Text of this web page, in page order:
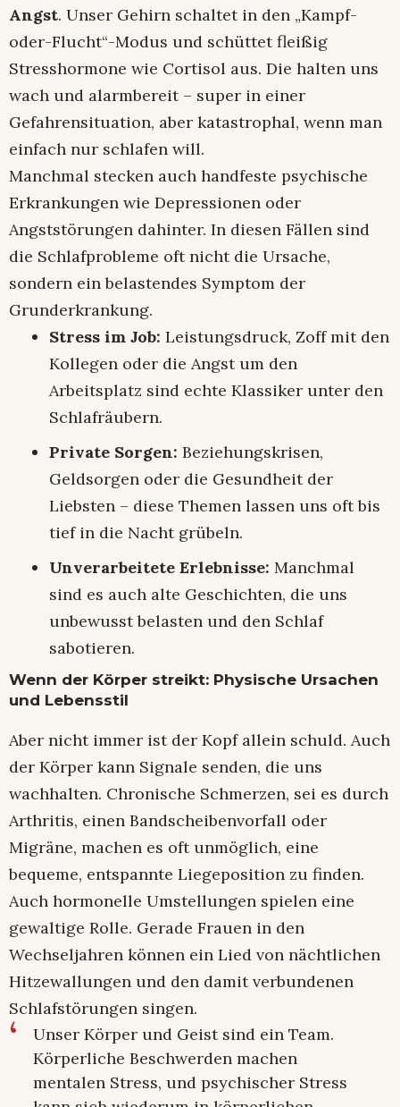
Angst. Unser Gehirn schaltet in den „Kampf-
oder-Flucht“-Modus und schüttet fleißig
Stresshormone wie Cortisol aus. Die halten uns
wach und alarmbereit – super in einer
Gefahrensituation, aber katastrophal, wenn man
einfach nur schlafen will.
Manchmal stecken auch handfeste psychische
Erkrankungen wie Depressionen oder
Angststörungen dahinter. In diesen Fällen sind
die Schlafprobleme oft nicht die Ursache,
sondern ein belastendes Symptom der
Grunderkrankung.
Stress im Job: Leistungsdruck, Zoff mit den
Kollegen oder die Angst um den
Arbeitsplatz sind echte Klassiker unter den
Schlafräubern.
Private Sorgen: Beziehungskrisen,
Geldsorgen oder die Gesundheit der
Liebsten – diese Themen lassen uns oft bis
tief in die Nacht grübeln.
Unverarbeitete Erlebnisse: Manchmal
sind es auch alte Geschichten, die uns
unbewusst belasten und den Schlaf
sabotieren.
Wenn der Körper streikt: Physische Ursachen
und Lebensstil
Aber nicht immer ist der Kopf allein schuld. Auch
der Körper kann Signale senden, die uns
wachhalten. Chronische Schmerzen, sei es durch
Arthritis, einen Bandscheibenvorfall oder
Migräne, machen es oft unmöglich, eine
bequeme, entspannte Liegeposition zu finden.
Auch hormonelle Umstellungen spielen eine
gewaltige Rolle. Gerade Frauen in den
Wechseljahren können ein Lied von nächtlichen
Hitzewallungen und den damit verbundenen
Schlafstörungen singen.
Unser Körper und Geist sind ein Team.
Körperliche Beschwerden machen
mentalen Stress, und psychischer Stress